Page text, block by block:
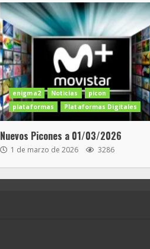
enigma2 Noticias
picon
plataformas
Plataformas Digitales
Nuevos Picones a 01/03/2026
1 de marzo de 2026 3286